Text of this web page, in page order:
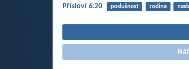
Přísloví 6:20 poslušnost rodina